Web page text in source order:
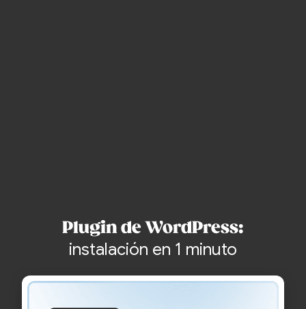
Plugin de WordPress:
instalación en 1 minuto